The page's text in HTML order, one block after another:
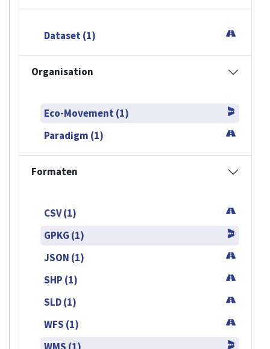
Dataset (1)
Organisation
Eco-Movement (1)
Paradigm (1)
Formaten
CSV (1)
GPKG (1)
JSON (1)
SHP (1)
SLD (1)
WFS (1)